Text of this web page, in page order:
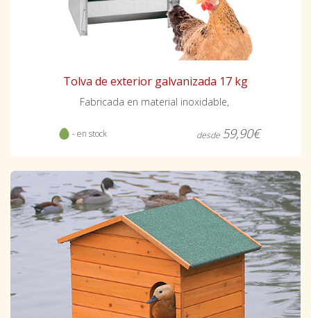
Tolva de exterior galvanizada 17 kg
Fabricada en material inoxidable,
- en stock desde 59,90€